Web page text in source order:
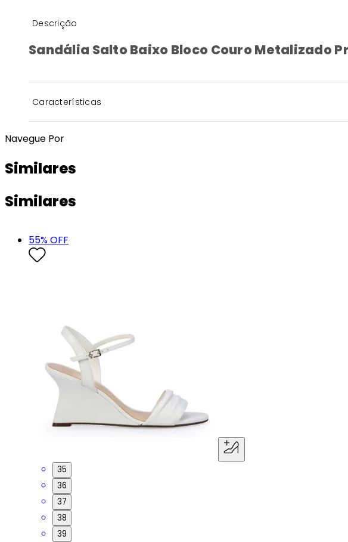
Descrição
Sandália Salto Baixo Bloco Couro Metalizado
Características
Navegue Por
Similares
Similares
55% OFF
35
36
37
38
39